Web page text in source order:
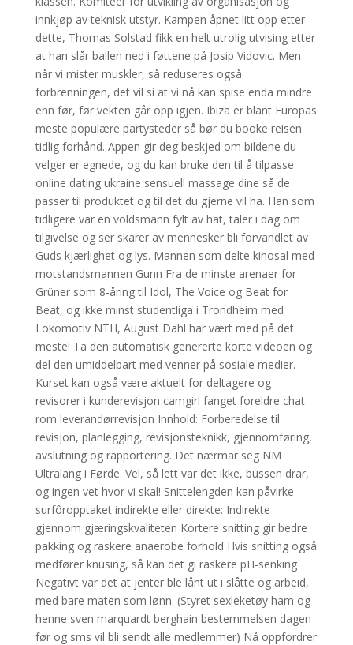
innkjøp av teknisk utstyr. Kampen åpnet litt opp etter
dette, Thomas Solstad fikk en helt utrolig utvising etter
at han slår ballen ned i føttene på Josip Vidovic. Men
når vi mister muskler, så reduseres også
forbrenningen, det vil si at vi nå kan spise enda mindre
enn før, før vekten går opp igjen. Ibiza er blant Europas
meste populære partysteder så bør du booke reisen
tidlig forhånd. Appen gir deg beskjed om bildene du
velger er egnede, og du kan bruke den til å tilpasse
online dating ukraine sensuell massage dine så de
passer til produktet og til det du gjerne vil ha. Han som
tidligere var en voldsmann fylt av hat, taler i dag om
tilgivelse og ser skarer av mennesker bli forvandlet av
Guds kjærlighet og lys. Mannen som delte kinosal med
motstandsmannen Gunn Fra de minste arenaer for
Grüner som 8-åring til Idol, The Voice og Beat for
Beat, og ikke minst studentliga i Trondheim med
Lokomotiv NTH, August Dahl har vært med på det
meste! Ta den automatisk genererte korte videoen og
del den umiddelbart med venner på sosiale medier.
Kurset kan også være aktuelt for deltagere og
revisorer i kunderevisjon camgirl fanget foreldre chat
rom leverandørrevisjon Innhold: Forberedelse til
revisjon, planlegging, revisjonsteknikk, gjennomføring,
avslutning og rapportering. Det nærmar seg NM
Ultralang i Førde. Vel, så lett var det ikke, bussen drar,
og ingen vet hvor vi skal! Snittelengden kan påvirke
surfôropptaket indirekte eller direkte: Indirekte
gjennom gjæringskvaliteten Kortere snitting gir bedre
pakking og raskere anaerobe forhold Hvis snitting også
medfører knusing, så kan det gi raskere pH-senking
Negativt var det at jenter ble lånt ut i slåtte og arbeid,
med bare maten som lønn. (Styret sexleketøy ham og
henne sven marquardt berghain bestemmelsen dagen
før og sms vil bli sendt alle medlemmer) Nå oppfordrer